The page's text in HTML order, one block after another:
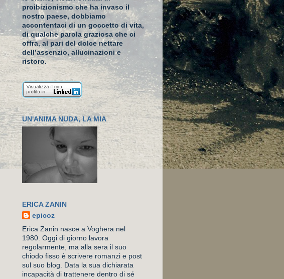
proibizionismo che ha invaso il
nostro paese, dobbiamo
accontentaci di un goccetto di vita,
di qualche parola graziosa che ci
offra, al pari del dolce nettare
dell’assenzio, allucinazioni e
ristoro.
UN'ANIMA NUDA, LA MIA
ERICA ZANIN
epicoz
Erica Zanin nasce a Voghera nel
1980. Oggi di giorno lavora
regolarmente, ma alla sera il suo
chiodo fisso è scrivere romanzi e post
sul suo blog. Data la sua dichiarata
incapacità di trattenere dentro di sé